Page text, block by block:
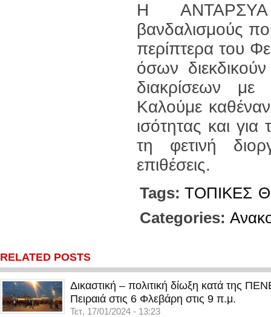
Η ΑΝΤΑΡΣΥΑ
βανδαλισμούς
περίπτερα του
όσων
διακρίσεων με
Καλούμε καθέναν
ισότητας και
τη φετινή
επιθέσεις.
Tags: ΤΟΠΙΚΕΣ
Categories:
RELATED POSTS
Δικαστική – πολιτική δίωξη κατά της
Πειραιά στις 6 Φλεβάρη στις 9 π.μ.
Τετ, 17/01/2024 - 13:23